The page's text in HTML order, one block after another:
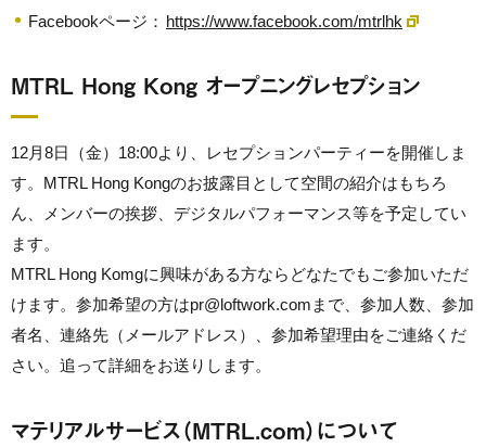
Facebookページ： https://www.facebook.com/mtrlhk
MTRL Hong Kong オープニングレセプション
12月8日（金）18:00より、レセプションパーティーを開催しま
す。MTRL Hong Kongのお披露目として空間の紹介はもちろ
ん、メンバーの挨拶、デジタルパフォーマンス等を予定してい
ます。
MTRL Hong Komgに興味がある方ならどなたでもご参加いただ
けます。参加希望の方はpr@loftwork.comまで、参加人数、参加
者名、連絡先（メールアドレス）、参加希望理由をご連絡くだ
さい。追って詳細をお送りします。
マテリアルサービス（MTRL.com）について